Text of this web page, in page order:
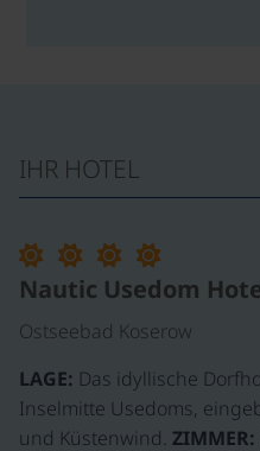
IHR HOTEL
Nautic Usedom
Ostseebad Koserow
LAGE: Das idyllische
Inselmitte Usedoms,
und Küstenwind. ZIMMER: